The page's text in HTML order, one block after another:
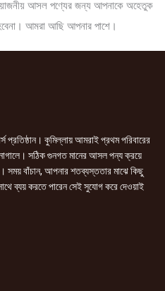
আসল পণ্যের জন্য আপনাকে অহেতুক
আমরা আছি আপনার পাশে।
প্রতিষ্ঠান। কুমিল্লায় আমরাই প্রথম পরিবারের
সঠিক গুনগত মানের আসল পন্য ক্রয়ে
সময় বাঁচান, আপনার শতব্যস্ততার মাঝে কিছু
ব্যয় করতে পারেন সেই সুযোগ করে দেওয়াই